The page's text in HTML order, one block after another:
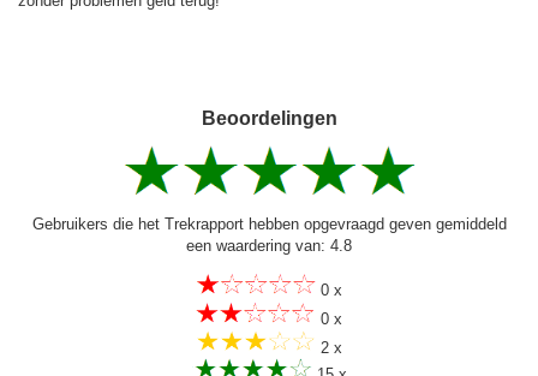
Beoordelingen
Gebruikers die het Trekrapport hebben opgevraagd geven gemiddeld
een waardering van: 4.8
0 x
0 x
2 x